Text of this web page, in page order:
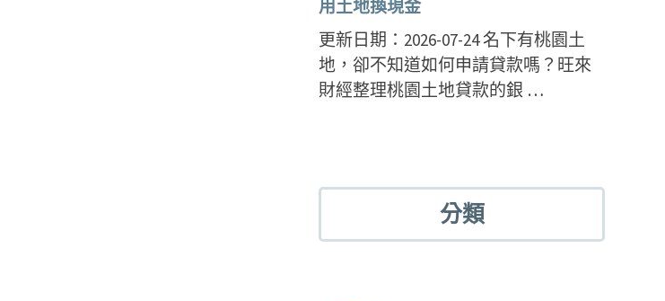
用土地換現金
更新日期：2026-07-24 名下有桃園土
地，卻不知道如何申請貸款嗎？旺來
財經整理桃園土地貸款的銀 …
分類